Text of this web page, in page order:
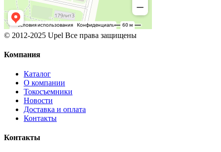
© 2012-2025 Upel Все права защищены
Компания
Каталог
О компании
Токосъемники
Новости
Доставка и оплата
Контакты
Контакты